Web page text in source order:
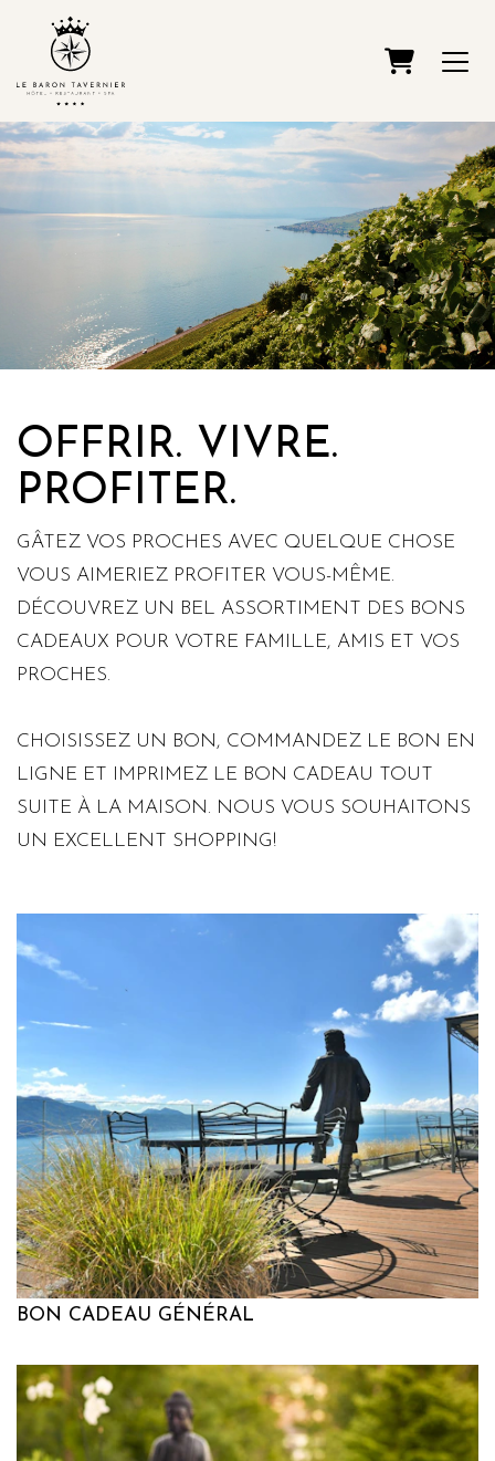
PANIER
OFFRIR. VIVRE.
PROFITER.
GÂTEZ VOS PROCHES AVEC QUELQUE CHOSE
VOUS AIMERIEZ PROFITER VOUS-MÊME.
DÉCOUVREZ UN BEL ASSORTIMENT DES BONS
CADEAUX POUR VOTRE FAMILLE, AMIS ET VOS
PROCHES.
CHOISISSEZ UN BON, COMMANDEZ LE BON EN
LIGNE ET IMPRIMEZ LE BON CADEAU TOUT
SUITE À LA MAISON. NOUS VOUS SOUHAITONS
UN EXCELLENT SHOPPING!
BON CADEAU GÉNÉRAL